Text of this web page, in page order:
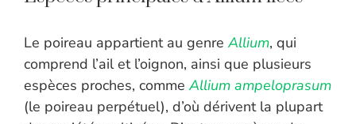
Le poireau appartient au genreAllium, qui
comprend l’ail et l’oignon, ainsi que plusieurs
espèces proches, commeAllium ampeloprasum
(le poireau perpétuel), d’où dérivent la plupart